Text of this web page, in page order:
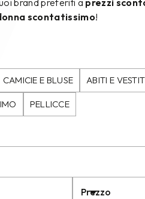
brand preferiti a prezzi
scontatissimo!
CAMICIE E BLUSE ABITI E
PELLICCE
Prezzo